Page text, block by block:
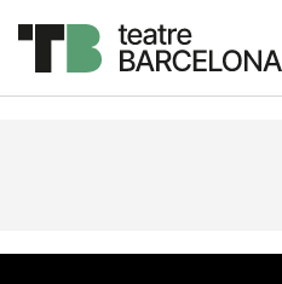
Descripció Fitxa